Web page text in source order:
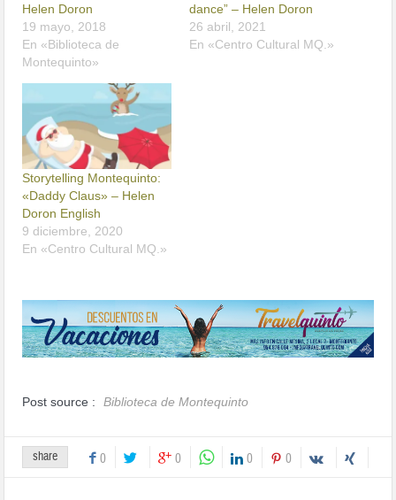
Helen Doron
19 mayo, 2018
En «Biblioteca de
Montequinto»
dance” – Helen Doron
26 abril, 2021
En «Centro Cultural MQ.»
Storytelling Montequinto:
«Daddy Claus» – Helen
Doron English
9 diciembre, 2020
En «Centro Cultural MQ.»
Post source : Biblioteca de Montequinto
share 0 0 0 0